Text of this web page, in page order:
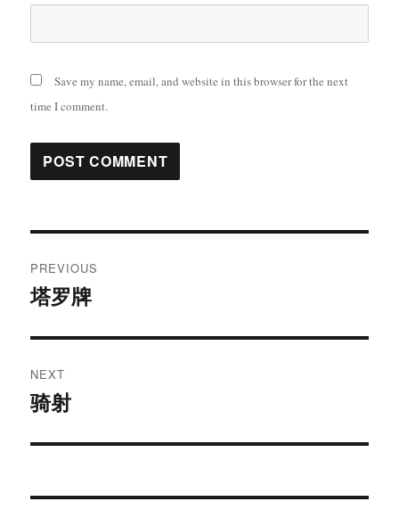
Save my name, email, and website in this browser for the next
time I comment.
navigation
PREVIOUS
Previous
塔罗牌
NEXT
Next
骑射